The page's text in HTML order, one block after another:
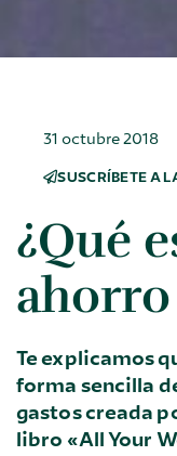
31 octubre 2018
SUSCRÍBETE A
¿Qué
Te explicamos
forma sencilla
gastos creada
libro «All Your